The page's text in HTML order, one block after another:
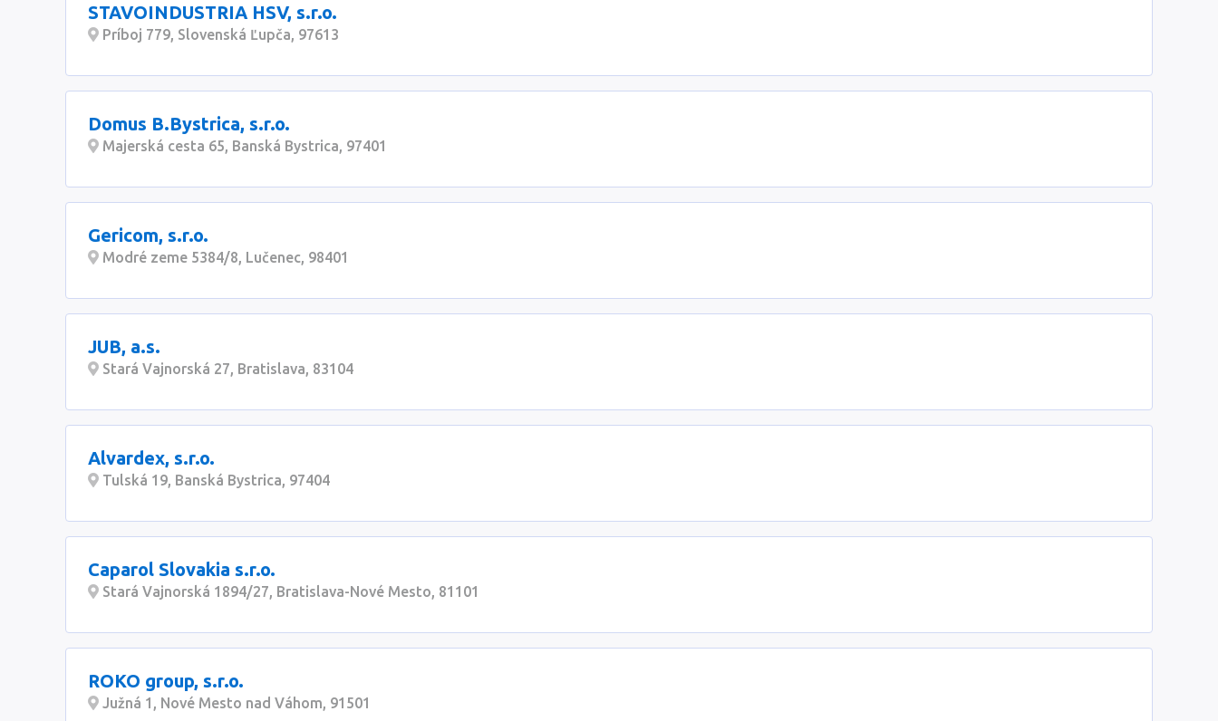
STAVOINDUSTRIA HSV, s.r.o.
Príboj 779, Slovenská Ľupča, 97613
Domus B.Bystrica, s.r.o.
Majerská cesta 65, Banská Bystrica, 97401
Gericom, s.r.o.
Modré zeme 5384/8, Lučenec, 98401
JUB, a.s.
Stará Vajnorská 27, Bratislava, 83104
Alvardex, s.r.o.
Tulská 19, Banská Bystrica, 97404
Caparol Slovakia s.r.o.
Stará Vajnorská 1894/27, Bratislava-Nové Mesto, 81101
ROKO group, s.r.o.
Južná 1, Nové Mesto nad Váhom, 91501